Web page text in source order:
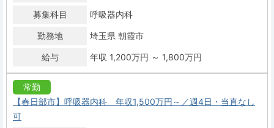
募集科目 呼吸器内科
勤務地 埼玉県 朝霞市
給与 年収 1,200万円 ～ 1,800万円
常勤
【春日部市】呼吸器内科 年収1,500万円～／週4日・当直なし
可